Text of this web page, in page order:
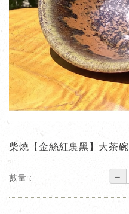
柴燒【金絲紅裏黑】大茶碗
數量 : －